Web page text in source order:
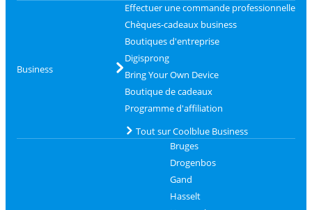
Business
Effectuer une commande professionnelle
Chèques-cadeaux business
Boutiques d'entreprise
Digisprong
Bring Your Own Device
Boutique de cadeaux
Programme d'affiliation
Tout sur Coolblue Business
Bruges
Drogenbos
Gand
Hasselt